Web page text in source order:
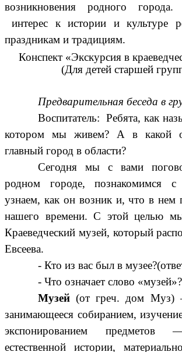
возникновения родного города.
интерес к истории и культуре
праздникам и традициям.
Конспект «Экскурсия в
(Для детей старшей
Предварительная беседа в
Воспитатель: Ребята, как
котором мы живем? А в какой
главный город в области?
Сегодня мы с вами
родном городе, познакомимся с
узнаем, как он возник и, что в нем
нашего времени. С этой целью
Краеведческий музей, который
Евсеева.
- Кто из вас был в
- Что означает слово
Музей(от греч. дом Муз)
занимающееся собиранием,
экспонированием предметов
естественной истории,